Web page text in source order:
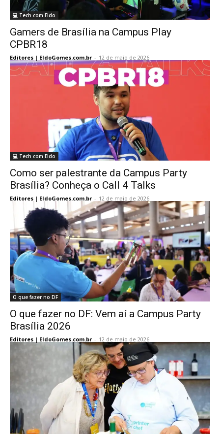
💻 Tech com Eldo
Gamers de Brasília na Campus Play
CPBR18
Editores | EldoGomes.com.br - 12 de maio de 2026
💻 Tech com Eldo
Como ser palestrante da Campus Party
Brasília? Conheça o Call 4 Talks
Editores | EldoGomes.com.br - 12 de maio de 2026
O que fazer no DF
O que fazer no DF: Vem aí a Campus Party
Brasília 2026
Editores | EldoGomes.com.br - 12 de maio de 2026